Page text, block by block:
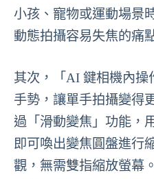
小孩、寵物或運動場景
動態拍攝容易失焦的痛
其次，「AI 鍵相機內操
手勢，讓單手拍攝變得
過「滑動變焦」功能，
即可喚出變焦圓盤進行
觀，無需雙指縮放螢幕